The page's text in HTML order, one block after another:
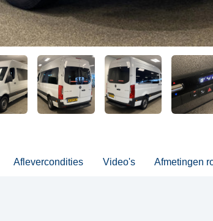
Aflevercondities Video's Afmetingen